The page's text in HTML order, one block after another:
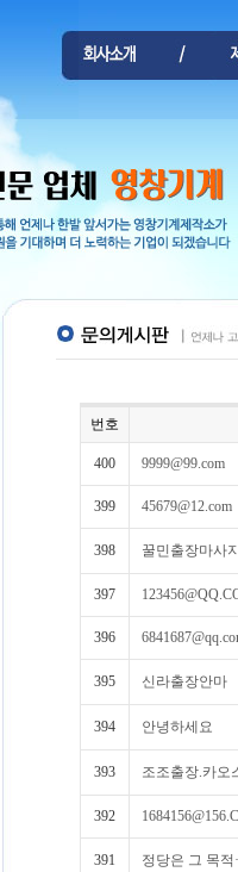
번호
400 9999@99.com
399 45679@12.com
398 꿀민출장마사
397
396
395 신라출장안마
394 안녕하세요
393 조조출장.카오
392
391 정당은 그 목적